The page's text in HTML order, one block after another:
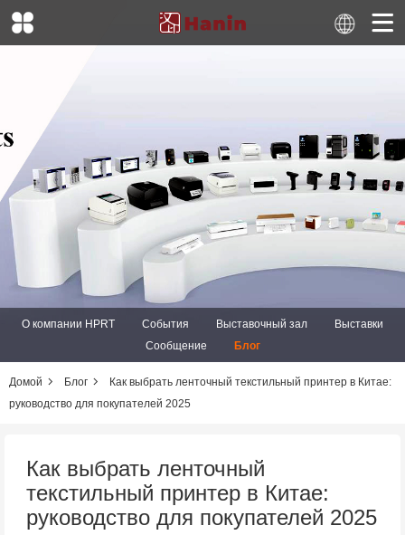
О компании HPRT События Выставочный зал
Выставки
Сообщение
Блог
Домой Блог
Как выбрать ленточный текстильный принтер в Китае:
руководство для покупателей 2025
Как выбрать ленточный
текстильный принтер в Китае:
руководство для покупателей 2025